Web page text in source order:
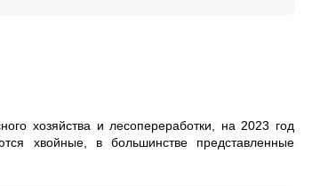
хозяйства и лесопереработки, на 2023 год
хвойные, в большинстве представленные